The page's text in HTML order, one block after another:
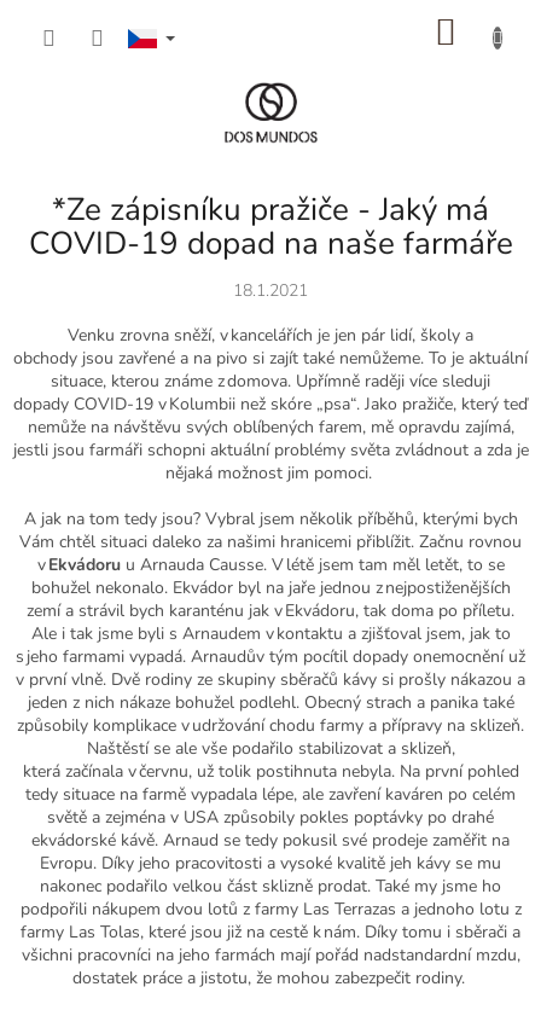
*Ze zápisníku pražiče - Jaký má
COVID-19 dopad na naše farmáře
18.1.2021
Venku zrovna sněží, v kancelářích je jen pár lidí, školy a
obchody jsou zavřené a na pivo si zajít také nemůžeme. To je aktuální
situace, kterou známe z domova. Upřímně raději více sleduji
dopady COVID-19 v Kolumbii než skóre „psa“. Jako pražiče, který teď
nemůže na návštěvu svých oblíbených farem,mě opravdu zajímá,
jestli jsou farmáři schopni aktuální problémy světa zvládnout a zda je
nějaká možnost jim pomoci.
A jak na tom tedy jsou? Vybral jsem několikpříběhů, kterými bych
Vám chtěl situaci daleko za našimi hranicemi přiblížit. Začnu rovnou
vEkvádoru u Arnauda Causse. V létě jsem tam měl letět, to se
bohužel nekonalo. Ekvádor byl na jaře jednou z nejpostiženějších
zemí a strávil bych karanténu jak v Ekvádoru, tak doma po příletu.
Ale i tak jsme byli s Arnaudem v kontaktu a zjišťoval jsem, jak to
s jeho farmami vypadá. Arnaudův tým pocítil dopady onemocnění už
v první vlně. Dvě rodiny ze skupiny sběračů kávy si prošly nákazou a
jeden z nich nákaze bohužel podlehl.Obecný strach a panika také
způsobily komplikace v udržování chodu farmy a přípravy na sklizeň.
Naštěstí se ale vše podařilo stabilizovat a sklizeň,
která začínalav červnu,už tolik postihnuta nebyla. Na první pohled
tedy situace na farmě vypadala lépe, ale zavření kaváren po celém
světě a zejména v USA způsobily pokles poptávky po drahé
ekvádorské kávě. Arnaud se tedy pokusil své prodeje zaměřit na
Evropu. Díky jeho pracovitosti a vysoké kvalitě jeh kávy se mu
nakonec podařilo velkou část sklizně prodat. Také my jsme ho
podpořili nákupem dvou lotů z farmy Las Terrazas a jednoho lotu z
farmy Las Tolas, které jsou již na cestě k nám. Díky tomu i sběrači a
všichni pracovníci na jeho farmách mají pořád nadstandardní mzdu,
dostatek práce a jistotu, že mohou zabezpečit rodiny.